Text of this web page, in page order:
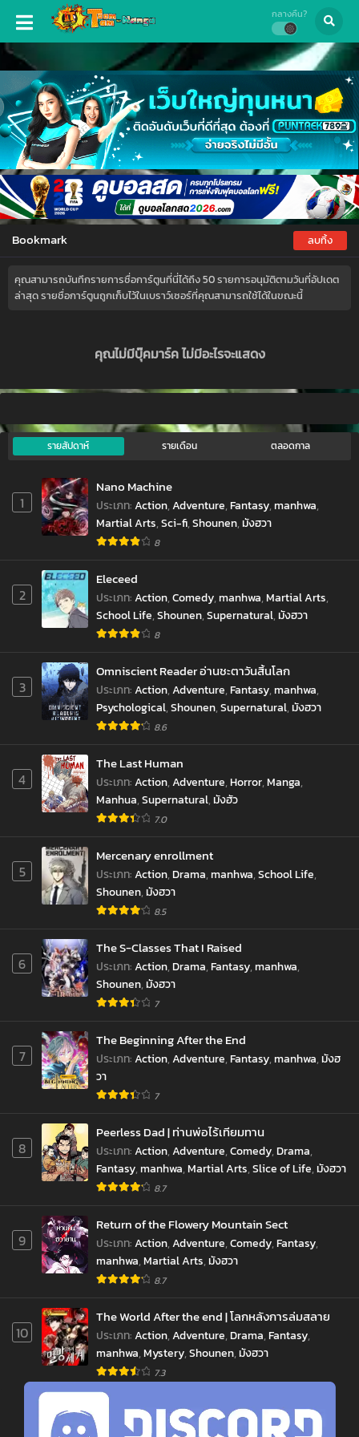
กลางคืน?
Bookmark ลบทิ้ง
คุณสามารถบันทึกรายการชื่อการ์ตูนที่นี่ได้ถึง 50 รายการอนุมัติตามวันที่อัปเดต
ล่าสุด รายชื่อการ์ตูนถูกเก็บไว้ในเบราว์เซอร์ที่คุณสามารถใช้ได้ในขณะนี้
คุณไม่มีบุ๊คมาร์ค ไม่มีอะไรจะแสดง
รายสัปดาห์ รายเดือน ตลอดกาล
1
Nano Machine
ประเภท:Action,Adventure,Fantasy,manhwa,
Martial Arts,Sci-fi,Shounen,มังฮวา
8
2
Eleceed
ประเภท:Action,Comedy,manhwa,Martial Arts,
School Life,Shounen,Supernatural,มังฮวา
8
3
Omniscient Reader อ่านชะตาวันสิ้นโลก
ประเภท:Action,Adventure,Fantasy,manhwa,
Psychological,Shounen,Supernatural,มังฮวา
8.6
4
The Last Human
ประเภท:Action,Adventure,Horror,Manga,
Manhua,Supernatural,มังฮัว
7.0
5
Mercenary enrollment
ประเภท:Action,Drama,manhwa,School Life,
Shounen,มังฮวา
8.5
6
The S-Classes That I Raised
ประเภท:Action,Drama,Fantasy,manhwa,
Shounen,มังฮวา
7
7
The Beginning After the End
ประเภท:Action,Adventure,Fantasy,manhwa,มังฮ
วา
7
8
Peerless Dad | ท่านพ่อไร้เทียมทาน
ประเภท:Action,Adventure,Comedy,Drama,
Fantasy,manhwa,Martial Arts,Slice of Life,มังฮวา
8.7
9
Return of the Flowery Mountain Sect
ประเภท:Action,Adventure,Comedy,Fantasy,
manhwa,Martial Arts,มังฮวา
8.7
10
The World After the end | โลกหลังการล่มสลาย
ประเภท:Action,Adventure,Drama,Fantasy,
manhwa,Mystery,Shounen,มังฮวา
7.3
jav xxxจีน มังงะ